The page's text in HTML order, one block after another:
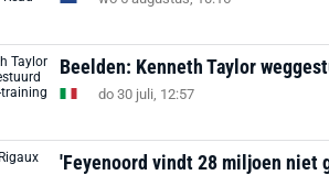
Beelden: Kenneth Taylor
do 30 juli, 12:57
'Feyenoord vindt 28 miljoen niet